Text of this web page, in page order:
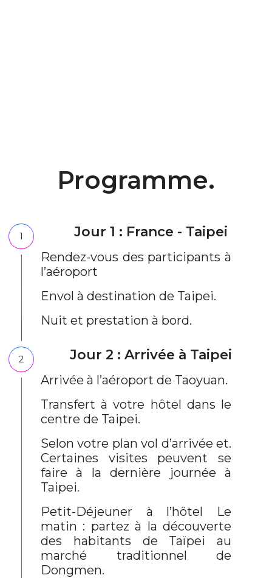
Programme.
1 Jour 1 : France - Taipei
Rendez-vous des participants à
l’aéroport
Envol à destination de Taipei.
Nuit et prestation à bord.
2 Jour 2 : Arrivée à Taipei
Arrivée à l’aéroport de Taoyuan.
Transfert à votre hôtel dans le
centre de Taipei.
Selon votre plan vol d’arrivée et.
Certaines visites peuvent se
faire à la dernière journée à
Taipei.
Petit-Déjeuner à l’hôtel Le
matin : partez à la découverte
des habitants de Taïpei au
marché traditionnel de
Dongmen.